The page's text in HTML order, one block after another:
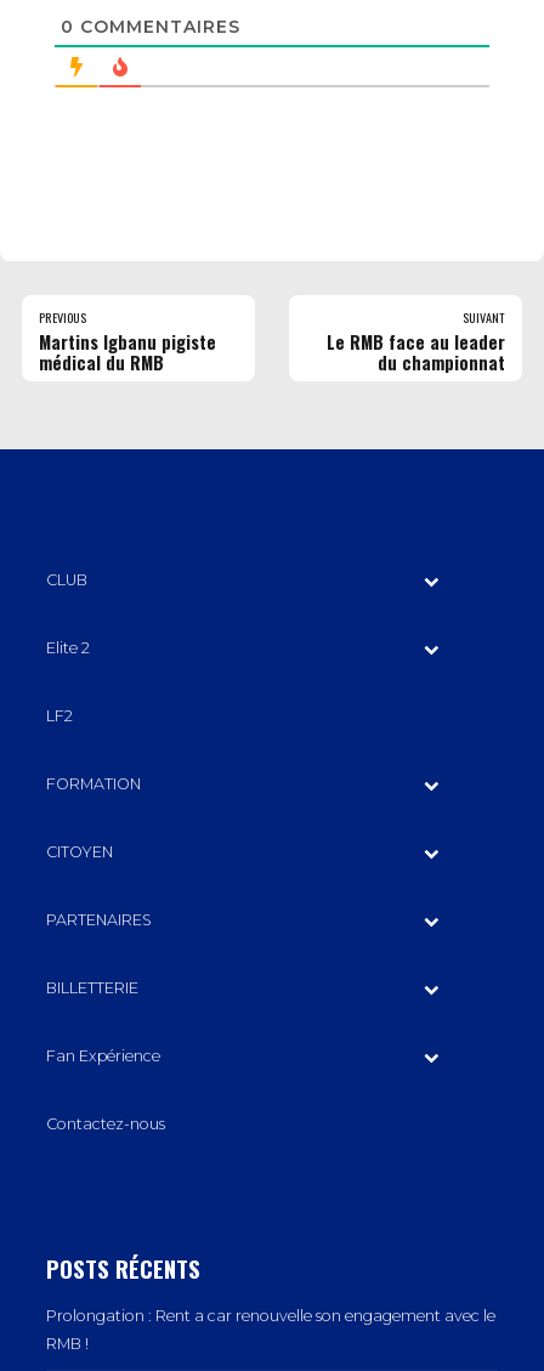
0 COMMENTAIRES
PREVIOUS
Martins Igbanu pigiste
médical du RMB
SUIVANT
Le RMB face au leader
du championnat
CLUB
Elite 2
LF2
FORMATION
CITOYEN
PARTENAIRES
BILLETTERIE
Fan Expérience
Contactez-nous
POSTS RÉCENTS
Prolongation : Rent a car renouvelle son engagement avec le
RMB !